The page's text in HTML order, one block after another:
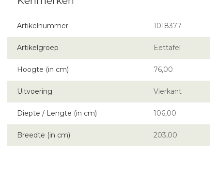
Artikelnummer 1018377
Artikelgroep Eettafel
Hoogte (in cm) 76,00
Uitvoering Vierkant
Diepte / Lengte (in cm) 106,00
Breedte (in cm) 203,00